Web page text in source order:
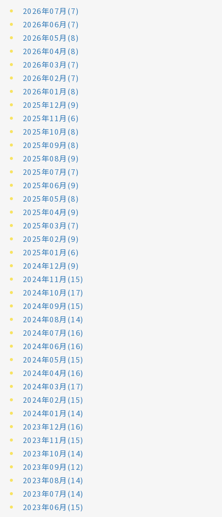
2026年07月(7)
2026年06月(7)
2026年05月(8)
2026年04月(8)
2026年03月(7)
2026年02月(7)
2026年01月(8)
2025年12月(9)
2025年11月(6)
2025年10月(8)
2025年09月(8)
2025年08月(9)
2025年07月(7)
2025年06月(9)
2025年05月(8)
2025年04月(9)
2025年03月(7)
2025年02月(9)
2025年01月(6)
2024年12月(9)
2024年11月(15)
2024年10月(17)
2024年09月(15)
2024年08月(14)
2024年07月(16)
2024年06月(16)
2024年05月(15)
2024年04月(16)
2024年03月(17)
2024年02月(15)
2024年01月(14)
2023年12月(16)
2023年11月(15)
2023年10月(14)
2023年09月(12)
2023年08月(14)
2023年07月(14)
2023年06月(15)